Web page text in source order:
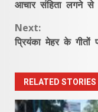
आचार संहिता लगने से
Next:
प्रियंका मेहर के
RELATED STORIES